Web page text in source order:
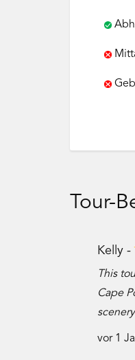
Tour-
Kelly -
This
Cape
vor 1